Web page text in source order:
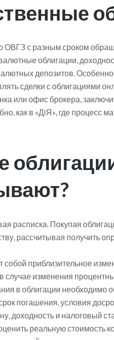
ОВГЗ с разным сроком
облигации,
депозитов.
сделки с облигациями
или офис брокера,
как в «ДіЯ», где процесс
расписка. Покупая
рассчитывая получить
приблизительное
случае изменения
в облигации
погашения, условия
доходность и налоговый
реальную стоимость